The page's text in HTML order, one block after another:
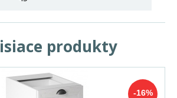
produkty
-16%